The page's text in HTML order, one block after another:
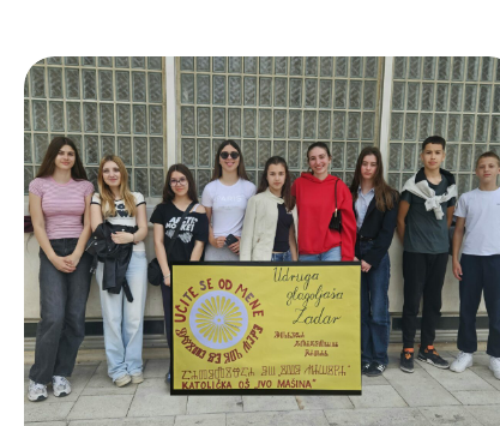
te su predstavnici istih pozvani na roditeljski
sastanak. Odluka o izboru najpovoljnije ponude – 7.A i
7.B